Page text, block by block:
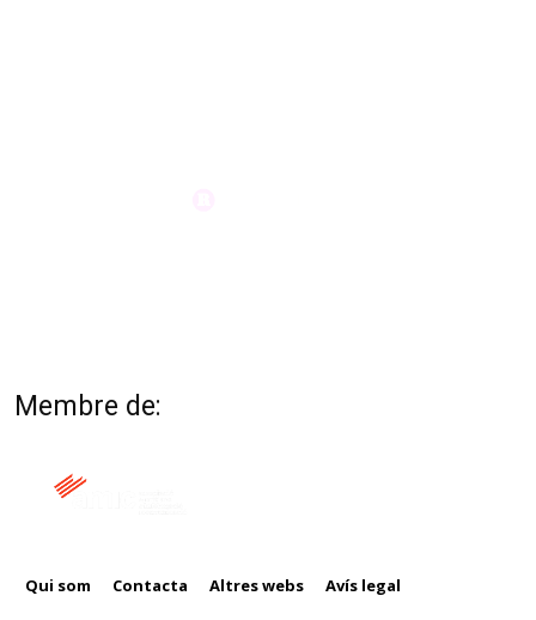
Membre de:
Qui som Contacta Altres webs Avís legal